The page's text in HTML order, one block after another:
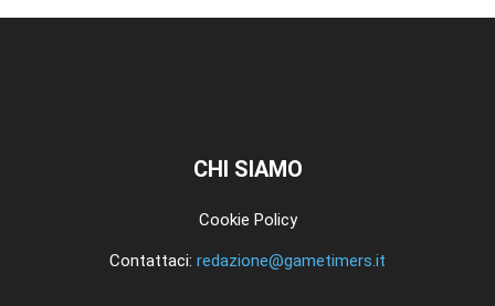
CHI SIAMO
Cookie Policy
Contattaci: redazione@gametimers.it